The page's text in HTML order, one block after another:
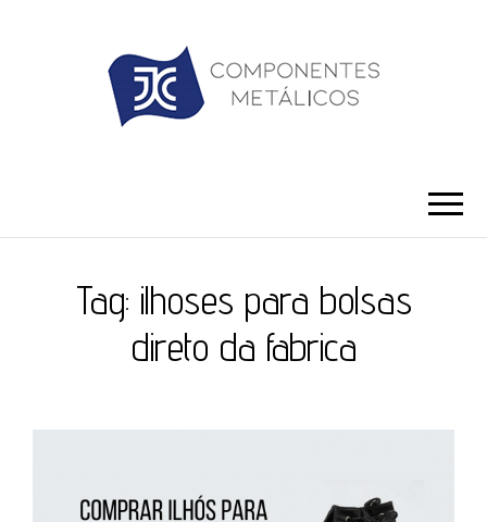
Tag: ilhoses para bolsas
direto da fabrica